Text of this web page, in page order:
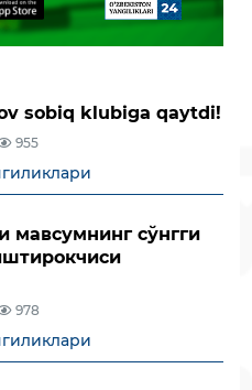
955
sobiq klubiga qaytdi!
978
мавсумнинг сўнгги